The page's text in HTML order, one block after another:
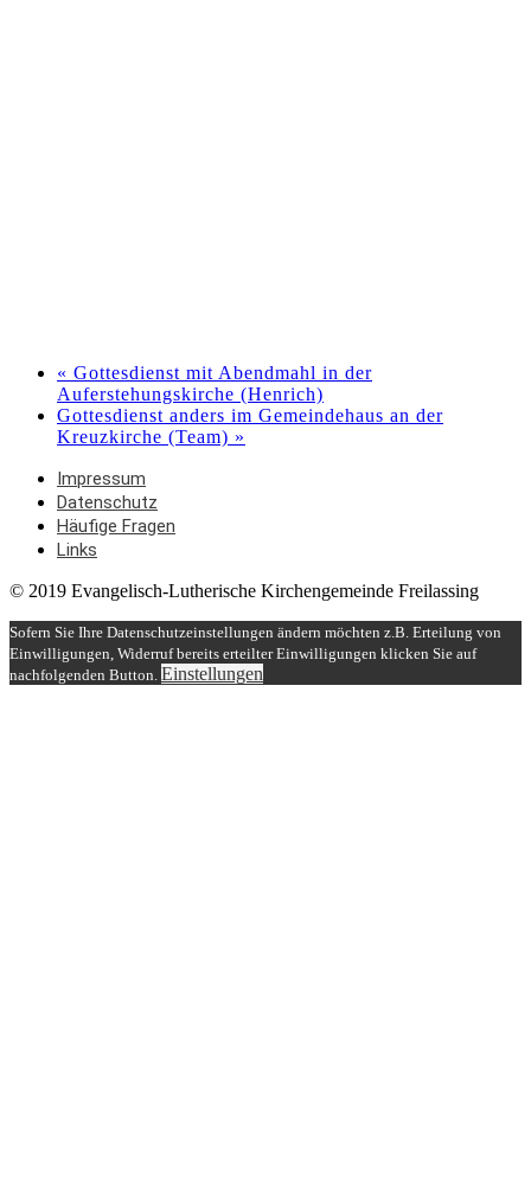
« Gottesdienst mit Abendmahl in der
Auferstehungskirche (Henrich)
Gottesdienst anders im Gemeindehaus an der
Kreuzkirche (Team) »
Impressum
Datenschutz
Häufige Fragen
Links
© 2019 Evangelisch-Lutherische Kirchengemeinde Freilassing
Sofern Sie Ihre Datenschutzeinstellungen ändern möchten z.B. Erteilung von
Einwilligungen, Widerruf bereits erteilter Einwilligungen klicken Sie auf
nachfolgenden Button. Einstellungen